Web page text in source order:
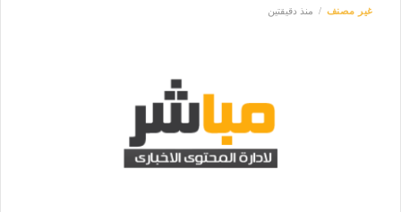
غير مصنف منذ دقيقتين